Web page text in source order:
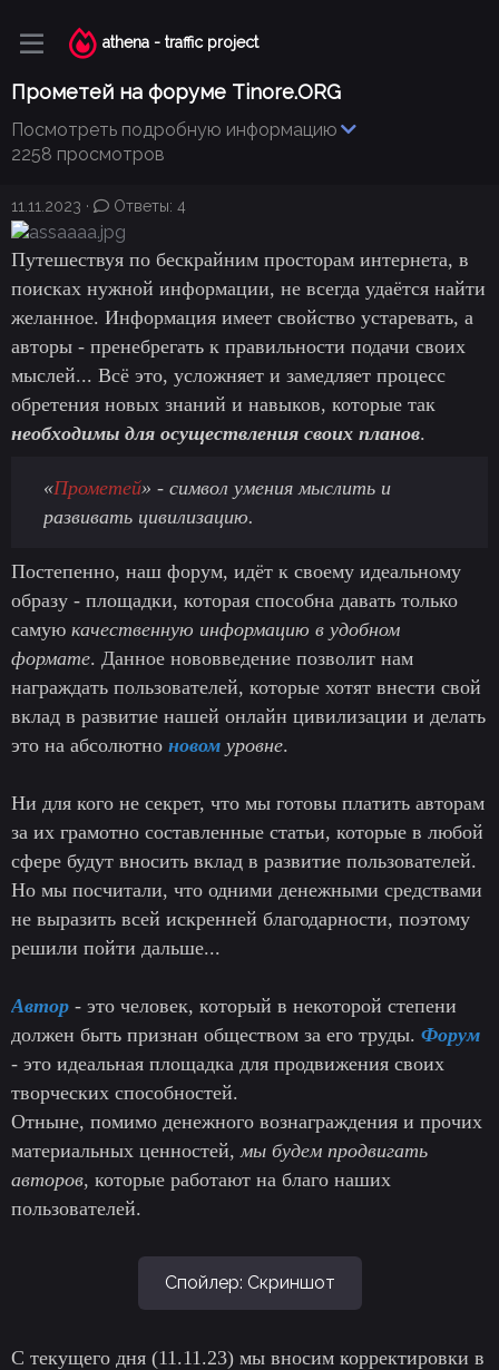
athena - traffic project
Прометей на форуме Tinore.ORG
Посмотреть подробную информацию
2258 просмотров
11.11.2023 Ответы: 4
Путешествуя по бескрайним просторам интернета, в
поисках нужной информации, не всегда удаётся найти
желанное. Информация имеет свойство устаревать, а
авторы - пренебрегать к правильности подачи своих
мыслей... Всё это, усложняет и замедляет процесс
обретения новых знаний и навыков, которые так
необходимы для осуществления своих планов.
«Прометей» - символ умения мыслить и
развивать цивилизацию.
Постепенно, наш форум, идёт к своему идеальному
образу - площадки, которая способна давать только
самую качественную информацию в удобном
формате. Данное нововведение позволит нам
награждать пользователей, которые хотят внести свой
вклад в развитие нашей онлайн цивилизации и делать
это на абсолютно новом уровне.
Ни для кого не секрет, что мы готовы платить авторам
за их грамотно составленные статьи, которые в любой
сфере будут вносить вклад в развитие пользователей.
Но мы посчитали, что одними денежными средствами
не выразить всей искренней благодарности, поэтому
решили пойти дальше...
Автор - это человек, который в некоторой степени
должен быть признан обществом за его труды. Форум
- это идеальная площадка для продвижения своих
творческих способностей.
Отныне, помимо денежного вознаграждения и прочих
материальных ценностей, мы будем продвигать
авторов, которые работают на благо наших
пользователей.
Спойлер: Скриншот
С текущего дня (11.11.23) мы вносим корректировки в